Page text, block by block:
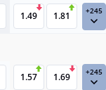
1.49 1.81 +245
1.57 1.69 +245